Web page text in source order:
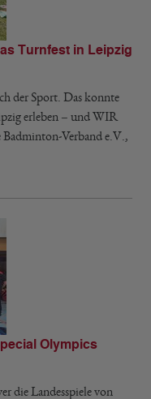
Turnfest in Leipzig
der Sport. Das konnte
erleben – und WIR
Badminton-Verband e.V.,
Olympics
die Landesspiele von